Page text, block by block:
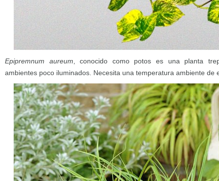
Epipremnum aureum , conocido como potos es una planta
ambientes poco iluminados. Necesita una temperatura ambiente de